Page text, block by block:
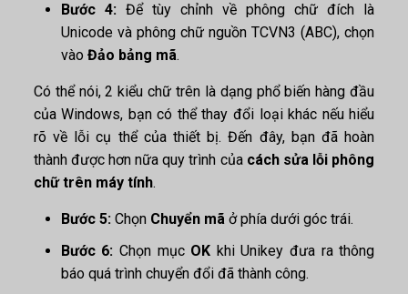
Bước 4: Để tùy chỉnh về phông chữ đích là
Unicode và phông chữ nguồn TCVN3 (ABC), chọn
vào Đảo bảng mã.
Có thể nói, 2 kiểu chữ trên là dạng phổ biến hàng đầu
của Windows, bạn có thể thay đổi loại khác nếu hiểu
rõ về lỗi cụ thể của thiết bị. Đến đây, bạn đã hoàn
thành được hơn nữa quy trình củacách sửa lỗi phông
chữ trên máy tính.
Bước 5: Chọn Chuyển mãở phía dưới góc trái.
Bước 6: Chọn mục OK khi Unikey đưa ra thông
báo quá trình chuyển đổi đã thành công.